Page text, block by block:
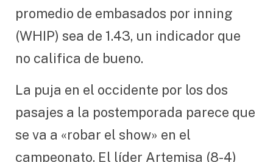
promedio de embasados por inning
(WHIP) sea de 1.43, un indicador que
no califica de bueno.
La puja en el occidente por los dos
pasajes a la postemporada parece que
se va a «robar el show» en el
campeonato. El líder Artemisa (8-4)